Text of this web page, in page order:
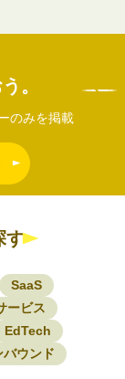
。
のみを掲載
す
SaaS
ービス
EdTech
バウンド